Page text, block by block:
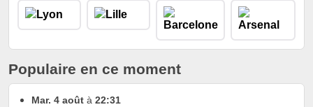
Populaire en ce moment
Mar. 4 août à 22:31